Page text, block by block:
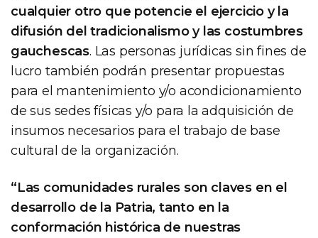
cualquier otro que potencie el ejercicio y la
difusión del tradicionalismo y las costumbres
gauchescas. Las personas jurídicas sin fines de
lucro también podrán presentar propuestas
para el mantenimiento y/o acondicionamiento
de sus sedes físicas y/o para la adquisición de
insumos necesarios para el trabajo de base
cultural de la organización.
“Las comunidades rurales son claves en el
desarrollo de la Patria, tanto en la
conformación histórica de nuestras